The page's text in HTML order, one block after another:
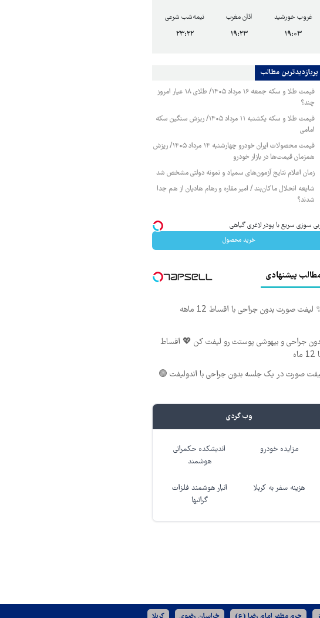
غروب خورشید
۱۹:۰۳
اذان مغرب
۱۹:۲۳
نیمه‌شب شرعی
۲۳:۲۲
پربازدیدترین‌ مطالب
قیمت طلا و سکه جمعه ۱۶ مرداد ۱۴۰۵/ طلای ۱۸ عیار امروز
چند؟
قیمت طلا و سکه یکشنبه ۱۱ مرداد ۱۴۰۵/ ریزش سنگین سکه
امامی
قیمت محصولات ایران خودرو چهارشنبه ۱۴ مرداد ۱۴۰۵/ ریزش
همزمان قیمت‌ها در بازار خودرو
زمان اعلام نتایج آزمون‌های سمپاد و نمونه دولتی مشخص شد
شایعه انحلال ماکان‌بند / امیر مقاره و رهام هادیان از هم جدا
شدند؟
سوزی سریع با پودر لاغری گیاهی
خرید محصول
پیشنهادی
لیفت صورت بدون جراحی با اقساط 12 ماهه
جراحی و بیهوشی پوستت رو لیفت کن 💖 اقساط
صورت در یک جلسه بدون جراحی با اندولیفت 🟢
وب گردی
مزایده خودرو
اندیشکده حکمرانی
هوشمند
هزینه سفر به کربلا
انبار هوشمند فلزات
گرانبها